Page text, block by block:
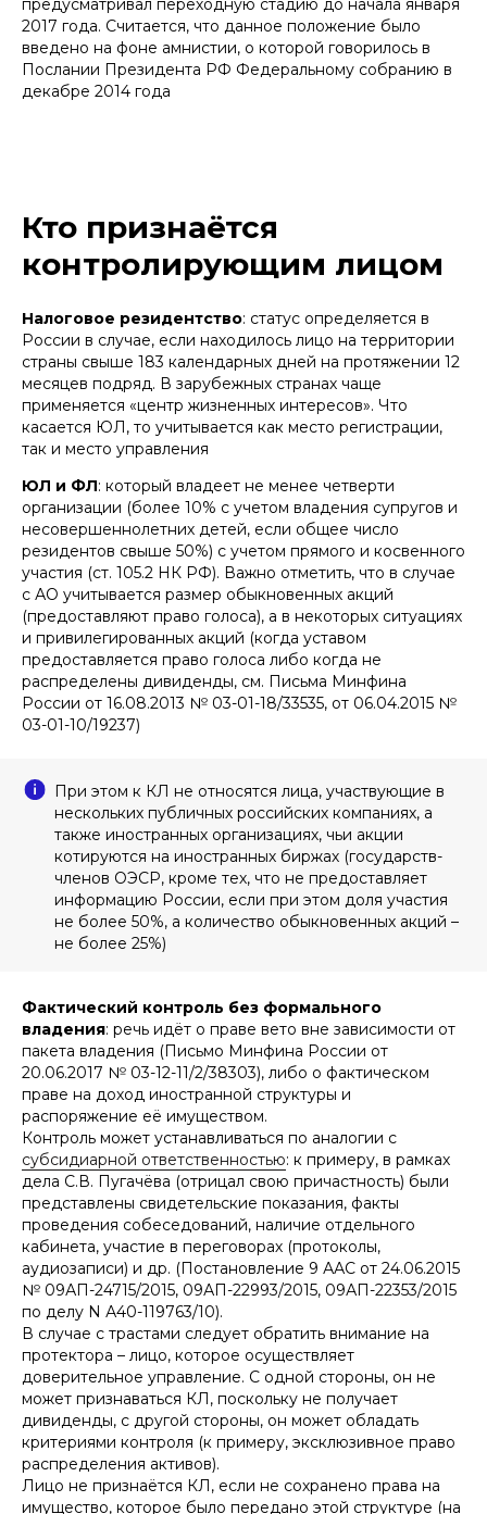
предусматривал переходную стадию до начала января
2017 года. Считается, что данное положение было
введено на фоне амнистии, о которой говорилось в
Послании Президента РФ Федеральному собранию в
декабре 2014 года
Кто признаётся
контролирующим лицом
Налоговое резидентство: статус определяется в
России в случае, если находилось лицо на территории
страны свыше 183 календарных дней на протяжении 12
месяцев подряд. В зарубежных странах чаще
применяется «центр жизненных интересов». Что
касается ЮЛ, то учитывается как место регистрации,
так и место управления
ЮЛ и ФЛ: который владеет не менее четверти
организации (более 10% с учетом владения супругов и
несовершеннолетних детей, если общее число
резидентов свыше 50%) с учетом прямого и косвенного
участия (ст. 105.2 НК РФ). Важно отметить, что в случае
с АО учитывается размер обыкновенных акций
(предоставляют право голоса), а в некоторых ситуациях
и привилегированных акций (когда уставом
предоставляется право голоса либо когда не
распределены дивиденды, см. Письма Минфина
России от 16.08.2013 № 03-01-18/33535, от 06.04.2015 №
03-01-10/19237)
При этом к КЛ не относятся лица, участвующие в
нескольких публичных российских компаниях, а
также иностранных организациях, чьи акции
котируются на иностранных биржах (государств-
членов ОЭСР, кроме тех, что не предоставляет
информацию России, если при этом доля участия
не более 50%, а количество обыкновенных акций –
не более 25%)
Фактический контроль без формального
владения: речь идёт о праве вето вне зависимости от
пакета владения (Письмо Минфина России от
20.06.2017 № 03-12-11/2/38303), либо о фактическом
праве на доход иностранной структуры и
распоряжение её имуществом.
Контроль может устанавливаться по аналогии с
субсидиарной ответственностью: к примеру, в рамках
дела С.В. Пугачёва (отрицал свою причастность) были
представлены свидетельские показания, факты
проведения собеседований, наличие отдельного
кабинета, участие в переговорах (протоколы,
аудиозаписи) и др. (Постановление 9 ААС от 24.06.2015
№ 09АП-24715/2015, 09АП-22993/2015, 09АП-22353/2015
по делу N А40-119763/10).
В случае с трастами следует обратить внимание на
протектора – лицо, которое осуществляет
доверительное управление. С одной стороны, он не
может признаваться КЛ, поскольку не получает
дивиденды, с другой стороны, он может обладать
критериями контроля (к примеру, эксклюзивное право
распределения активов).
Лицо не признаётся КЛ, если не сохранено права на
имущество, которое было передано этой структуре (на